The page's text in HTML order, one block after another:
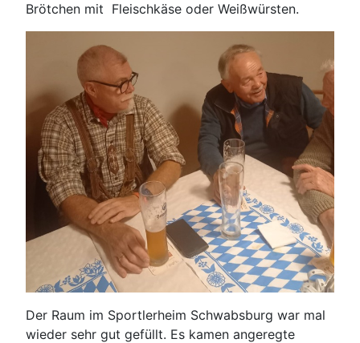
Brötchen mit Fleischkäse oder Weißwürsten.
Der Raum im Sportlerheim Schwabsburg war mal
wieder sehr gut gefüllt. Es kamen angeregte